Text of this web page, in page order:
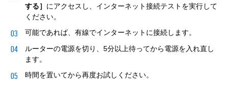
する］ にアクセスし、インターネット接続テストを実行して
ください。
可能であれば、有線でインターネットに接続します。
ルーターの電源を切り、5分以上待ってから電源を入れ直し
ます。
時間を置いてから再度お試しください。